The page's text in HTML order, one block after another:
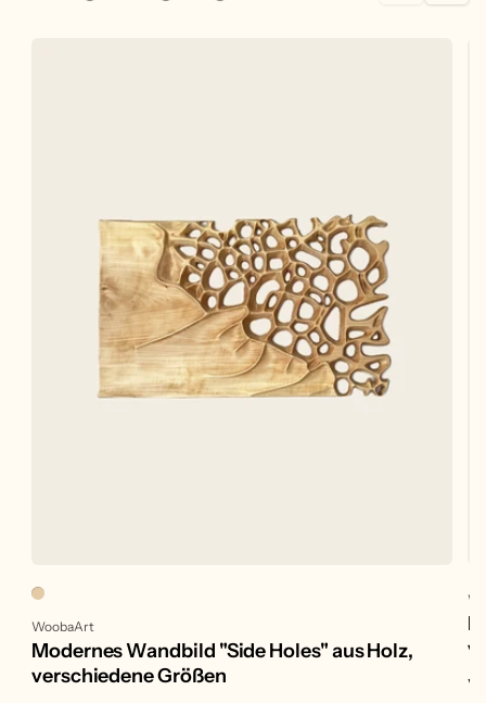
Anbieter:
WoobaArt
Modernes Wandbild "Side Holes" aus Holz,
verschiedene Größen